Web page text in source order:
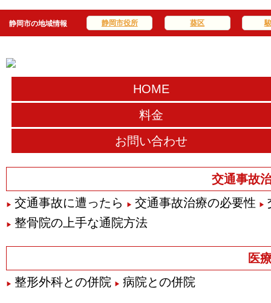
静岡市の地域情報 静岡市役所 葵区
HOME
料金
お問い合わせ
交通事故
交通事故に遭ったら
交通事故治療の必要性
整骨院の上手な通院方法
医
整形外科との併院
病院との併院